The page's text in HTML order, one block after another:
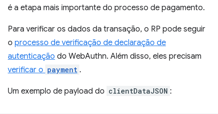
é a etapa mais importante do processo de pagamento.
Para verificar os dados da transação, o RP pode seguir
o processo de verificação de declaração de
autenticação do WebAuthn. Além disso, eles precisam
verificar o payment .
Um exemplo de payload do clientDataJSON :